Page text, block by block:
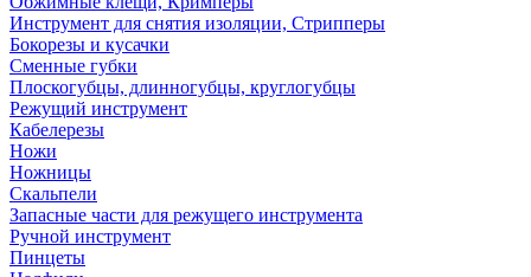
Инструмент для снятия изоляции, Стрипперы
Бокорезы и кусачки
Сменные губки
Плоскогубцы, длинногубцы, круглогубцы
Режущий инструмент
Кабелерезы
Ножи
Ножницы
Скальпели
Запасные части для режущего инструмента
Ручной инструмент
Пинцеты